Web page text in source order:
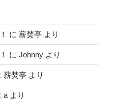
に 薪焚亭 より
に Johnny より
薪焚亭 より
a より